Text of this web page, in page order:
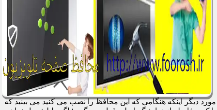
مورد دیگر اینکه هنگامی که این محافظ را نصب می کنید می بینید که